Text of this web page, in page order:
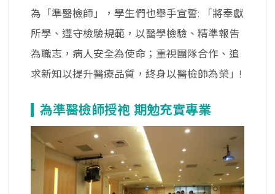
為「準醫檢師」，學生們也舉手宣誓: 「將奉獻
所學、遵守檢驗規範，以醫學檢驗、精準報告
為職志，病人安全為使命；重視團隊合作、追
求新知以提升醫療品質，終身以醫檢師為榮」!
為準醫檢師授袍 期勉充實專業